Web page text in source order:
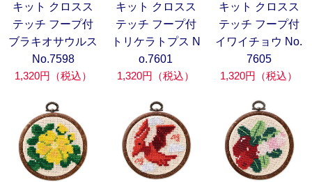
キット クロスス
テッチ フープ付
ブラキオサウルス
No.7598
1,320円（税込）
キット クロスス
テッチ フープ付
トリケラトプス N
o.7601
1,320円（税込）
キット クロスス
テッチ フープ付
イワイチョウ No.
7605
1,320円（税込）